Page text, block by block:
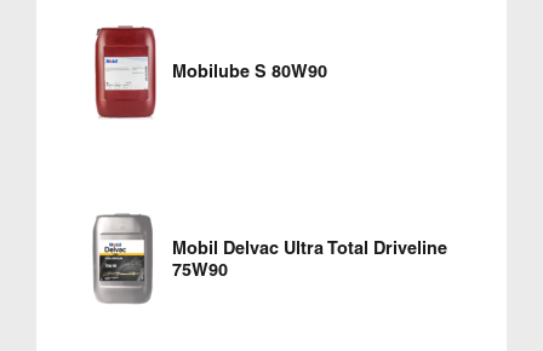
Mobilube S 80W90
Mobil Delvac Ultra Total Driveline
75W90